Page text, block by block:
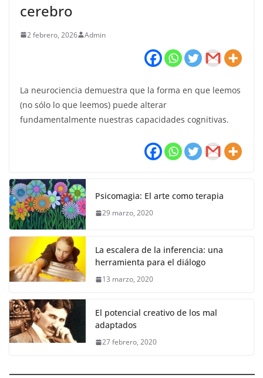
cerebro
2 febrero, 2026 Admin
La neurociencia demuestra que la forma en que leemos
(no sólo lo que leemos) puede alterar
fundamentalmente nuestras capacidades cognitivas.
Psicomagia: El arte como terapia
29 marzo, 2020
La escalera de la inferencia: una
herramienta para el diálogo
13 marzo, 2020
El potencial creativo de los mal
adaptados
27 febrero, 2020